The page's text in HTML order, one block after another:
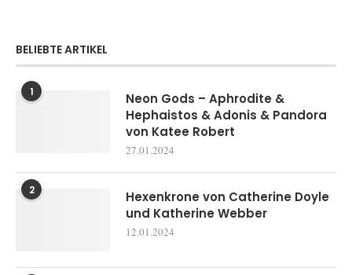
BELIEBTE ARTIKEL
1
Neon Gods – Aphrodite &
Hephaistos & Adonis & Pandora
von Katee Robert
27.01.2024
2
Hexenkrone von Catherine Doyle
und Katherine Webber
12.01.2024